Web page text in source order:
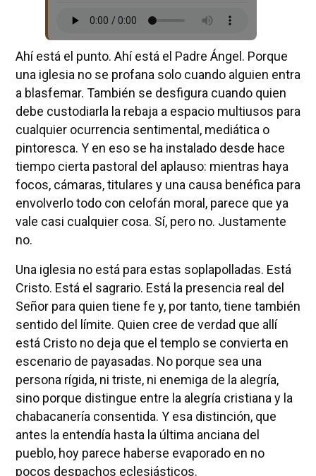
Ahí está el punto. Ahí está el Padre Ángel. Porque
una iglesia no se profana solo cuando alguien entra
a blasfemar. También se desfigura cuando quien
debe custodiarla la rebaja a espacio multiusos para
cualquier ocurrencia sentimental, mediática o
pintoresca. Y en eso se ha instalado desde hace
tiempo cierta pastoral del aplauso: mientras haya
focos, cámaras, titulares y una causa benéfica para
envolverlo todo con celofán moral, parece que ya
vale casi cualquier cosa. Sí, pero no. Justamente
no.
Una iglesia no está para estas soplapolladas. Está
Cristo. Está el sagrario. Está la presencia real del
Señor para quien tiene fe y, por tanto, tiene también
sentido del límite. Quien cree de verdad que allí
está Cristo no deja que el templo se convierta en
escenario de payasadas. No porque sea una
persona rígida, ni triste, ni enemiga de la alegría,
sino porque distingue entre la alegría cristiana y la
chabacanería consentida. Y esa distinción, que
antes la entendía hasta la última anciana del
pueblo, hoy parece haberse evaporado en no
pocos despachos eclesiásticos.